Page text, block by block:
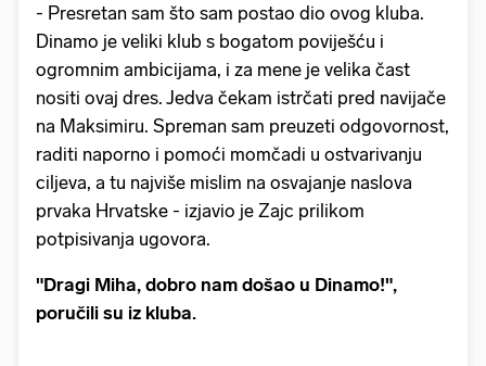
- Presretan sam što sam postao dio ovog kluba.
Dinamo je veliki klub s bogatom poviješću i
ogromnim ambicijama, i za mene je velika čast
nositi ovaj dres. Jedva čekam istrčati pred navijače
na Maksimiru. Spreman sam preuzeti odgovornost,
raditi naporno i pomoći momčadi u ostvarivanju
ciljeva, a tu najviše mislim na osvajanje naslova
prvaka Hrvatske - izjavio je Zajc prilikom
potpisivanja ugovora.
"Dragi Miha, dobro nam došao u Dinamo!",
poručili su iz kluba.